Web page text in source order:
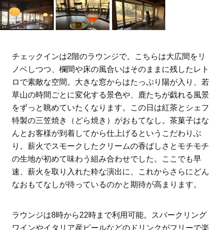
チェックインは2階のラウンジで。こちらは大広間をリ
ノベしつつ、欄間や床の風合いはそのままに残したレト
ロで素敵な空間。大きな窓からはたっぷり陽が入り、若
草山の時間ごとに変化する景色や、鹿たちが戯れる風景
をずっと眺めていたくなります。この日は紅茶とシェフ
特製の三笠焼き（どら焼き）がおもてなし。茶菓子はな
んとお客様が到着してから仕上げるというこだわりぶ
り。薪火でスモークしたクリームの香ばしさとモチモチ
の生地が初めて味わう組み合わせでした。ここでも早
速、薪火を取り入れた粋な演出に、これからさらにどん
なおもてなしが待っているのかと期待が高まります。
ラウンジは8時から22時まで利用可能。スパークリング
ワインやイタリア産ビールなどのドリンクがフリーで楽